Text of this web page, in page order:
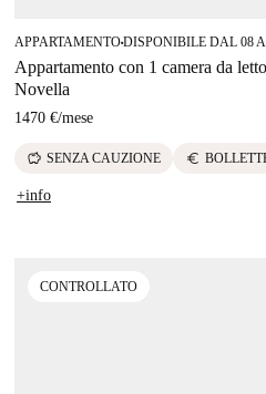
APPARTAMENTO■DISPONIBILE DAL 08
Appartamento con 1 camera da
Novella
1470 €/mese
savings SENZA CAUZIONE euro
+info
CONTROLLATO